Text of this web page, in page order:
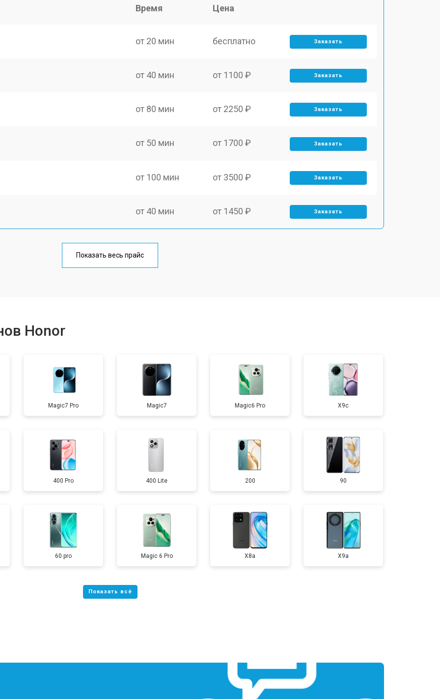
Время Цена
от 20 мин бесплатно Заказать
от 40 мин от 1100 ₽ Заказать
от 80 мин от 2250 ₽ Заказать
от 50 мин от 1700 ₽ Заказать
от 100 мин от 3500 ₽ Заказать
от 40 мин от 1450 ₽ Заказать
от 70 мин
от 60 мин от 1400 ₽ Заказать
от 60 мин от 2700 ₽ Заказать
от 60 мин от 950 ₽ Заказать
от 50 мин от 1750 ₽ Заказать
от 90 мин от 3200 ₽ Заказать
от 40 мин от 1400 ₽
Показать весь прайс
Honor
Magic7 Pro Magic7 Magic6 Pro X9c
400 Pro 400 Lite 200 90
60 pro Magic 6 Pro X8a X9a